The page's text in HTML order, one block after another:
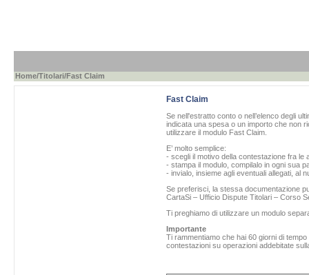
Home/Titolari/Fast Claim
Fast Claim
Se nell'estratto conto o nell’elenco degli
indicata una spesa o un importo che non
utilizzare il modulo Fast Claim.
E’ molto semplice:
- scegli il motivo della contestazione fra le
- stampa il modulo, compilalo in ogni sua
- invialo, insieme agli eventuali allegati, al
Se preferisci, la stessa documentazione
CartaSi – Ufficio Dispute Titolari – Corso
Ti preghiamo di utilizzare un modulo
Importante
Ti rammentiamo che hai 60 giorni di
contestazioni su operazioni addebitate